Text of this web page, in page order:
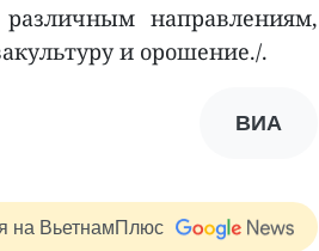
направлениям,
и орошение./.
ВИА
на ВьетнамПлюс